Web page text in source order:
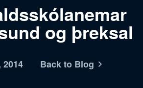
og þreksal
2014 Back to Blog